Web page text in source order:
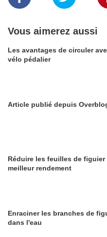
Vous aimerez aussi
Les avantages de circuler
vélo pédalier
Article publié depuis
Réduire les feuilles de figuier
meilleur rendement
Enraciner les branches de
dans l'eau